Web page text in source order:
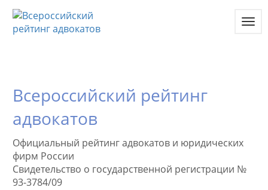
Всероссийский рейтинг
адвокатов
Официальный рейтинг адвокатов и юридических
фирм России
Свидетельство о государственной регистрации №
93-3784/09